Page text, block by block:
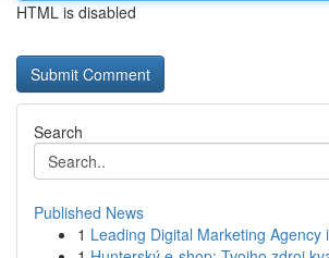
HTML is disabled
Search
Published News
1 Leading Digital Marketing Agency